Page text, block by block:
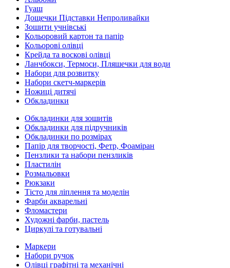
Гуаш
Дощечки Підставки Непроливайки
Зошити учнівські
Кольоровий картон та папір
Кольорові олівці
Крейда та воскові олівці
Ланчбокси, Термоси, Пляшечки для води
Набори для розвитку
Набори скетч-маркерів
Ножиці дитячі
Обкладинки
Обкладинки для зошитів
Обкладинки для підручників
Обкладинки по розмірах
Папір для творчості, Фетр, Фоаміран
Пензлики та набори пензликів
Пластилін
Розмальовки
Рюкзаки
Тісто для ліплення та моделін
Фарби акварельні
Фломастери
Художні фарби, пастель
Циркулі та готувальні
Маркери
Набори ручок
Олівці графітні та механічні